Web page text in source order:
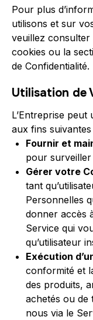
Pour plus
utilisons et sur
veuillez consulter
cookies ou la
de Confidentialité.
Utilisation de
L’Entreprise
aux fins suivantes
Fournir et
pour surveiller
Gérer votre
tant
Personnelles
donner accès
Service qui
qu’utilisateur
Exécution
conformité et
des produits,
achetés ou
nous via le